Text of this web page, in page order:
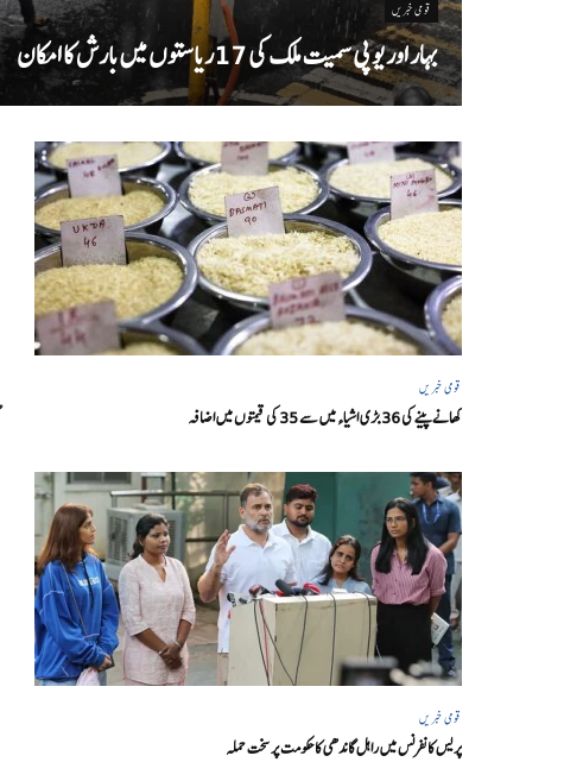
قومی خبریں
بہار اور یو پی سمیت ملک کی 17ریاستوں میں بارش کا امکان
قومی خبریں
کھانے پینے کی 36 بڑی اشیاء میں سے 35 کی قیمتوں میں اضافہ
قومی خبریں
پریس کانفرنس میں راہل گاندھی کا حکومت پر سخت حملہ